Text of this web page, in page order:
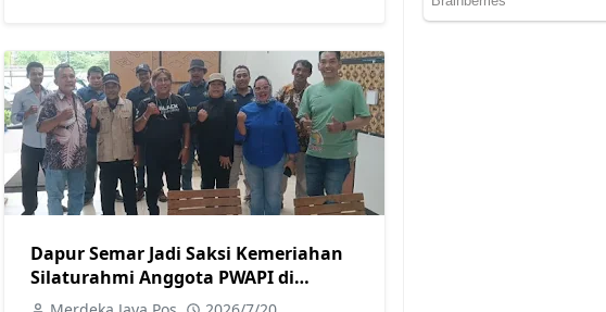
Dapur Semar Jadi Saksi Kemeriahan
Silaturahmi Anggota PWAPI di
Semarang